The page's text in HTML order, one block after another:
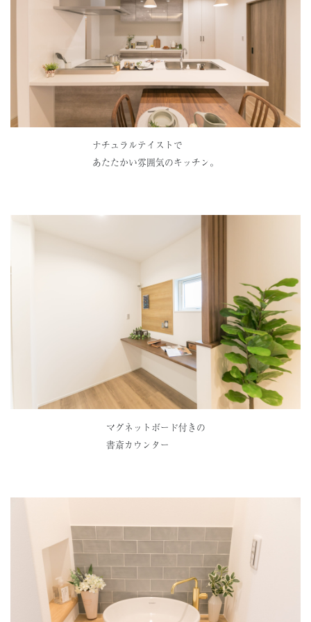
ナチュラルテイストで
あたたかい雰囲気のキッチン。
マグネットボード付きの
書斎カウンター